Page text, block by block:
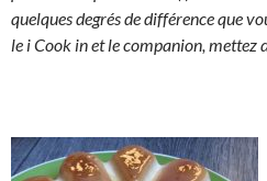
quelques degrés de différence que
le i Cook in et le companion, mettez